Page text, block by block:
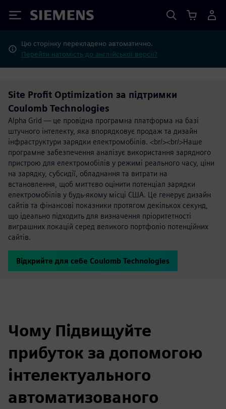
Siemens
Цю сторінку перекладено автоматично.
Перейти натомість до англійської версії?
Site Profit Optimization за підтримки
Coulomb Technologies
Alpha Grid — це провідна програмна платформа на базі
штучного інтелекту, яка впорядковує продаж та дизайн
інфраструктури зарядки електромобілів. <br/><br/>Наше
програмне забезпечення аналізує використання зарядного
пристрою для електромобілів у режимі реального часу, ціни
на зарядку, субсидії, обладнання та витрати на
встановлення, щоб миттєво оцінити потенціал зарядки
електромобілів у будь-якому місці США. Це генерує дизайн
сайтів та фінансові показники протягом декількох секунд,
що ідеально підходить для визначення пріоритетності
виграшних локацій серед великого портфоліо потенційних
сайтів.
Відкрийте для себе Coulomb Technologies
Чому Підвищуйте
прибуток за допомогою
інтелектуального
автоматизованого